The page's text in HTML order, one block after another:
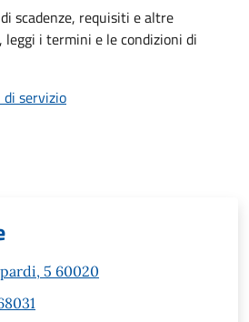
scadenze, requisiti e altre
i termini e le condizioni di
servizio
5 60020